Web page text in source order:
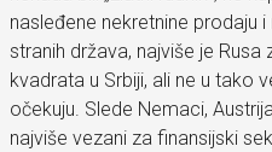
nasleđene nekretnine prodaju
stranih država, najviše je
kvadrata u Srbiji, ali ne u tako
očekuju. Slede Nemaci,
najviše vezani za finansijski